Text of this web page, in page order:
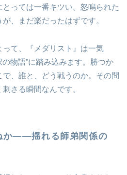
っては一番キツい。怒鳴られた
、まだ楽だったはずです。
って、『メダリスト』は一気
の物語”に踏み込みます。勝つか
、誰と、どう戦うのか。その問
さる瞬間なんです。
か――揺れる師弟関係の